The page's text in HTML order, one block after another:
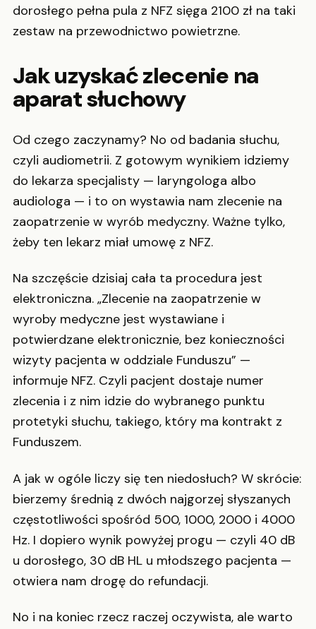
dorosłego pełna pula z NFZ sięga 2100 zł na taki
zestaw na przewodnictwo powietrzne.
Jak uzyskać zlecenie na
aparat słuchowy
Od czego zaczynamy? No od badania słuchu,
czyli audiometrii. Z gotowym wynikiem idziemy
do lekarza specjalisty — laryngologa albo
audiologa — i to on wystawia nam zlecenie na
zaopatrzenie w wyrób medyczny. Ważne tylko,
żeby ten lekarz miał umowę z NFZ.
Na szczęście dzisiaj cała ta procedura jest
elektroniczna. „Zlecenie na zaopatrzenie w
wyroby medyczne jest wystawiane i
potwierdzane elektronicznie, bez konieczności
wizyty pacjenta w oddziale Funduszu” —
informuje NFZ. Czyli pacjent dostaje numer
zlecenia i z nim idzie do wybranego punktu
protetyki słuchu, takiego, który ma kontrakt z
Funduszem.
A jak w ogóle liczy się ten niedosłuch? W skrócie:
bierzemy średnią z dwóch najgorzej słyszanych
częstotliwości spośród 500, 1000, 2000 i 4000
Hz. I dopiero wynik powyżej progu — czyli 40 dB
u dorosłego, 30 dB HL u młodszego pacjenta —
otwiera nam drogę do refundacji.
No i na koniec rzecz raczej oczywista, ale warto